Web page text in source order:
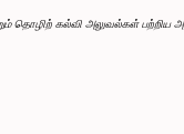
தொழிற் கல்வி அலுவல்கள்